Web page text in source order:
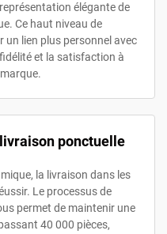
élégante de
Ce haut niveau de
un lien plus personnel avec
et la satisfaction à
ponctuelle
la livraison dans les
Le processus de
permet de maintenir une
40 000 pièces,